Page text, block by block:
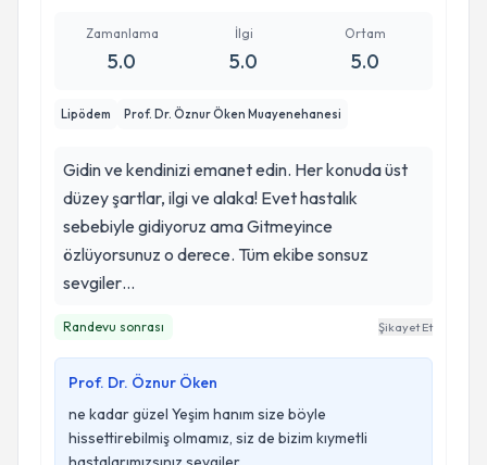
Zamanlama
5.0
İlgi
5.0
Ortam
5.0
Lipödem Prof. Dr. Öznur Öken Muayenehanesi
Gidin ve kendinizi emanet edin. Her konuda üst
düzey şartlar, ilgi ve alaka! Evet hastalık
sebebiyle gidiyoruz ama Gitmeyince
özlüyorsunuz o derece. Tüm ekibe sonsuz
sevgiler…
Randevu sonrası Şikayet Et
Prof. Dr. Öznur Öken
ne kadar güzel Yeşim hanım size böyle
hissettirebilmiş olmamız, siz de bizim kıymetli